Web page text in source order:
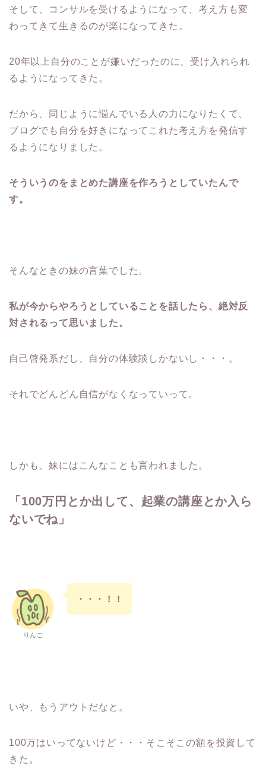
そして、コンサルを受けるようになって、考え方も変
わってきて生きるのが楽になってきた。
20年以上自分のことが嫌いだったのに、受け入れられ
るようになってきた。
だから、同じように悩んでいる人の力になりたくて、
ブログでも自分を好きになってこれた考え方を発信す
るようになりました。
そういうのをまとめた講座を作ろうとしていたんで
す。
そんなときの妹の言葉でした。
私が今からやろうとしていることを話したら、絶対反
対されるって思いました。
自己啓発系だし、自分の体験談しかないし・・・。
それでどんどん自信がなくなっていって。
しかも、妹にはこんなことも言われました。
「100万円とか出して、起業の講座とか入ら
ないでね」
りんご
・・・！！
いや、もうアウトだなと。
100万はいってないけど・・・そこそこの額を投資して
きた。